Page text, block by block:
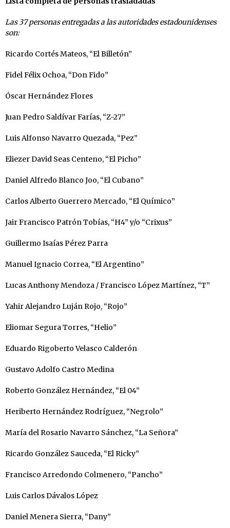
Las 37 personas entregadas a las autoridades estadounidenses
son:
Ricardo Cortés Mateos, “El Billetón”
Fidel Félix Ochoa, “Don Fido”
Óscar Hernández Flores
Juan Pedro Saldívar Farías, “Z-27”
Luis Alfonso Navarro Quezada, “Pez”
Eliezer David Seas Centeno, “El Picho”
Daniel Alfredo Blanco Joo, “El Cubano”
Carlos Alberto Guerrero Mercado, “El Químico”
Jair Francisco Patrón Tobías, “H4” y/o “Crixus”
Guillermo Isaías Pérez Parra
Manuel Ignacio Correa, “El Argentino”
Lucas Anthony Mendoza / Francisco López Martínez, “T”
Yahir Alejandro Luján Rojo, “Rojo”
Eliomar Segura Torres, “Helio”
Eduardo Rigoberto Velasco Calderón
Gustavo Adolfo Castro Medina
Roberto González Hernández, “El 04”
Heriberto Hernández Rodríguez, “Negrolo”
María del Rosario Navarro Sánchez, “La Señora”
Ricardo González Sauceda, “El Ricky”
Francisco Arredondo Colmenero, “Pancho”
Luis Carlos Dávalos López
Daniel Menera Sierra, “Dany”